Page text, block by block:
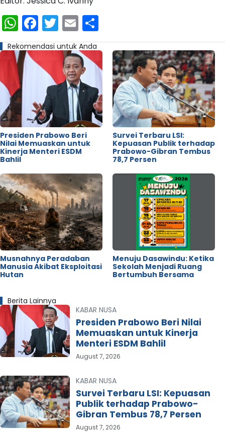
WhatsApp
Facebook
Twitter
Email
Rekomendasi untuk Anda
Presiden Prabowo Beri
Nilai Memuaskan untuk
Kinerja Menteri ESDM
Bahlil
Survei Terbaru LSI:
Kepuasan Publik terhadap
Prabowo-Gibran Tembus
78,7 Persen
Musnahnya Peradaban
Manusia Akibat Eksploitasi
Hutan
Menuju Dasawindu: Ketika
Sekolah Menjadi Ruang
Bertumbuh Bersama
Berita Lainnya
KABAR NUSA
Presiden Prabowo Beri Nilai
Memuaskan untuk Kinerja
Menteri ESDM Bahlil
August 7, 2026
KABAR NUSA
Survei Terbaru LSI: Kepuasan
Publik terhadap Prabowo-
Gibran Tembus 78,7 Persen
August 7, 2026